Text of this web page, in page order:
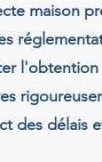
maison
des délais